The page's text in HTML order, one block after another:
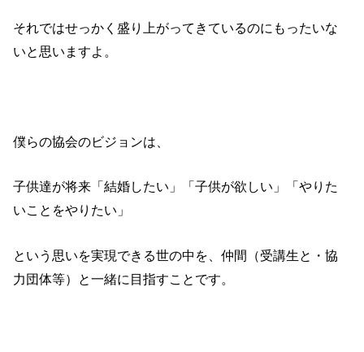
それではせっかく盛り上がってきているのにもったいな
いと思いますよ。
僕らの協会のビジョンは、
子供達が将来「結婚したい」「子供が欲しい」「やりた
いことをやりたい」
という思いを実現できる世の中を、仲間（受講生と・協
力団体等）と一緒に目指すことです。